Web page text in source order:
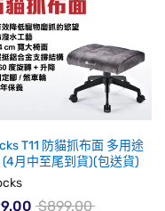
T11 防貓抓布面 多用途
(4月中至尾到貨)(包送貨)
$899.00